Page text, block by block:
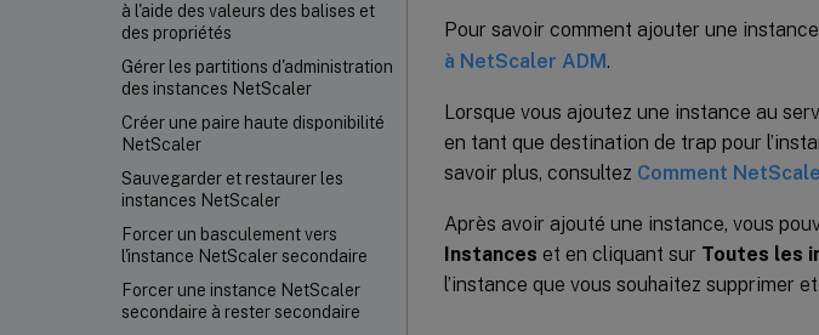
à l'aide des valeurs des balises et
des propriétés
Gérer les partitions d'administration
des instances NetScaler
Créer une paire haute disponibilité
NetScaler
Sauvegarder et restaurer les
instances NetScaler
Forcer un basculement vers
l'instance NetScaler secondaire
Forcer une instance NetScaler
secondaire à rester secondaire
Pour savoir comment ajouter une
à NetScaler ADM.
Lorsque vous ajoutez une instance au
en tant que destination de trap pour
savoir plus, consultez Comment
Après avoir ajouté une instance, vous
Instances et en cliquant sur Toutes les
l’instance que vous souhaitez supprimer